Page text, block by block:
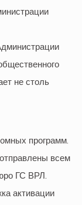
не столь
программ.
всем
ГС ВРЛ.
активации